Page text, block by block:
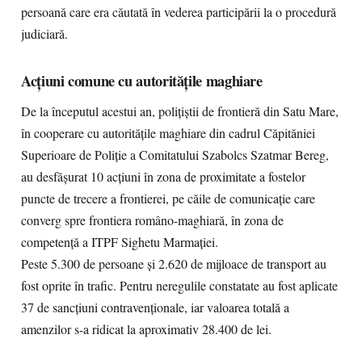
persoană care era căutată în vederea participării la o procedură
judiciară.
Acțiuni comune cu autoritățile maghiare
De la începutul acestui an, polițiștii de frontieră din Satu Mare,
în cooperare cu autoritățile maghiare din cadrul Căpităniei
Superioare de Poliție a Comitatului Szabolcs Szatmar Bereg,
au desfășurat 10 acțiuni în zona de proximitate a fostelor
puncte de trecere a frontierei, pe căile de comunicație care
converg spre frontiera româno-maghiară, în zona de
competență a ITPF Sighetu Marmației.
Peste 5.300 de persoane și 2.620 de mijloace de transport au
fost oprite în trafic. Pentru neregulile constatate au fost aplicate
37 de sancțiuni contravenționale, iar valoarea totală a
amenzilor s-a ridicat la aproximativ 28.400 de lei.